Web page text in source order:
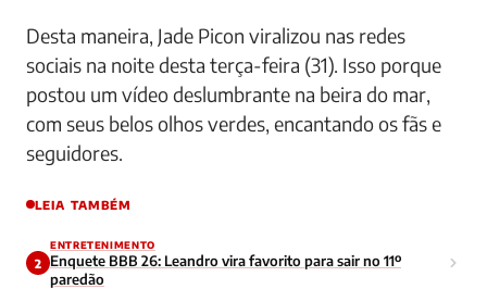
Desta maneira, Jade Picon viralizou nas redes
sociais na noite desta terça-feira (31). Isso porque
postou um vídeo deslumbrante na beira do mar,
com seus belos olhos verdes, encantando os fãs e
seguidores.
LEIA TAMBÉM
2
ENTRETENIMENTO
Enquete BBB 26: Leandro vira favorito para sair no 11º
paredão